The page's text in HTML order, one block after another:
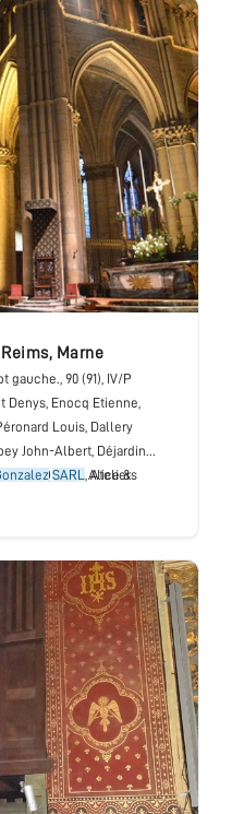
Reims, Marne
gauche., 90 (91), IV/P
Denys, Enocq Etienne,
Louis, Dallery
John-Albert, Déjardin
& Quoirin Alice &
SARL , Ateliers